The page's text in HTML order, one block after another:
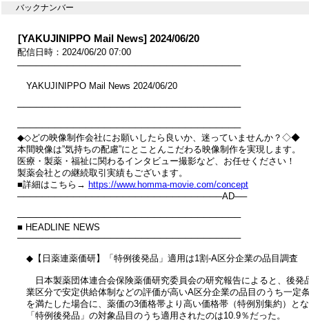
バックナンバー
[YAKUJINIPPO Mail News] 2024/06/20
配信日時：2024/06/20 07:00
────────────────────────────────────
YAKUJINIPPO Mail News 2024/06/20
────────────────────────────────────
────────────────────────────────────
◆◇どの映像制作会社にお願いしたら良いか、迷っていませんか？◇◆
本間映像は”気持ちの配慮”にとことんこだわる映像制作を実現します。
医療・製薬・福祉に関わるインタビュー撮影など、お任せください！
製薬会社との継続取引実績もございます。
■詳細はこちら→ https://www.homma-movie.com/concept
─────────────────────────────────AD──
────────────────────────────────────
■ HEADLINE NEWS
────────────────────────────────────
◆【日薬連薬価研】「特例後発品」適用は1割‐A区分企業の品目調査
日本製薬団体連合会保険薬価研究委員会の研究報告によると、後発
業区分で安定供給体制などの評価が高いA区分企業の品目のうち一定
を満たした場合に、薬価の3価格帯より高い価格帯（特例別集約）と
「特例後発品」の対象品目のうち適用されたのは10.9％だった。